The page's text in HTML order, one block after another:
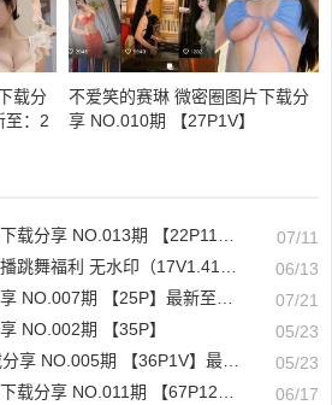
载分
至：2
不爱笑的赛琳 微密圈图片下载分
享 NO.010期 【27P1V】
期 【22P11V】最新至：2024.7.10
07/11
无水印（17V1.41G）-主播跳舞合集下载
06/13
期 【25P】最新至：2025.6.17
07/21
NO.002期 【35P】
05/23
期 【36P1V】最新至：2024.3.19
05/23
分享 NO.011期 【67P12V】 06/17